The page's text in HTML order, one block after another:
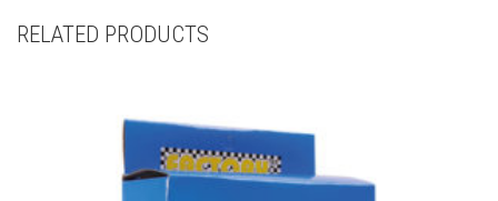
RELATED PRODUCTS